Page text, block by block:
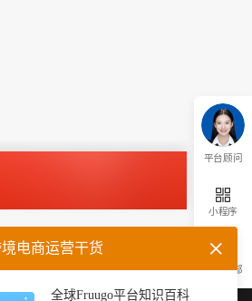
平台顾问
小程序
返回顶部
企业微信 官方公众号
境电商运营干货
全球Fruugo平台知识百科